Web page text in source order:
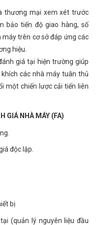
thương mại xem xét trước
bảo tiến độ giao hàng, số
trên cơ sở đáp ứng các
hiệu.
giá tại hiện trường giúp
các nhà máy tuân thủ
một chiến lược cải tiến liên
GIÁ NHÀ MÁY (FA)
độc lập.
bị
(quản lý nguyên liệu đầu